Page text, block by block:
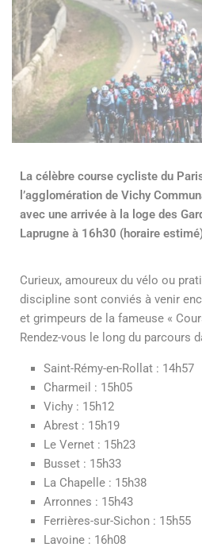
La célèbre course cycliste du
l’agglomération de Vichy
avec une arrivée à la loge des
Laprugne à 16h30 (horaire
Curieux, amoureux du vélo ou
discipline sont conviés à venir
et grimpeurs de la fameuse «
Rendez-vous le long du parcours
Saint-Rémy-en-Rollat : 14h57
Charmeil : 15h05
Vichy : 15h12
Abrest : 15h19
Le Vernet : 15h23
Busset : 15h33
La Chapelle : 15h38
Arronnes : 15h43
Ferrières-sur-Sichon : 15h55
Lavoine : 16h08